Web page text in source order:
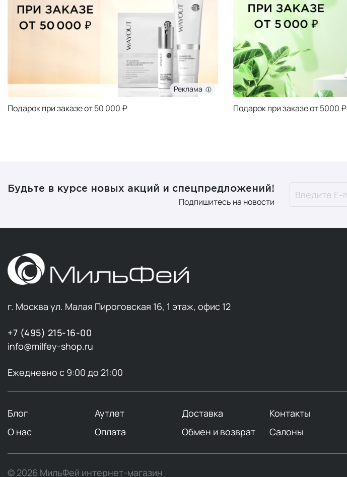
Реклама
Подарок при заказе от 50 000 ₽ Подарок при заказе от 5000 ₽
Будьте в курсе новых акций и спецпредложений!
Подпишитесь на новости
г. Москва ул. Малая Пироговская 16, 1 этаж, офис 12
+7 (495) 215-16-00
info@milfey-shop.ru
Ежедневно с 9:00 до 21:00
Блог Аутлет Доставка Контакты
О нас
Оплата Обмен и возврат Салоны
© 2026 МильФей интернет-магазин